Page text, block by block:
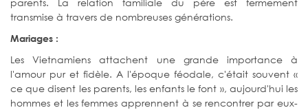
transmise à travers de nombreuses générations.
Mariages :
Les Vietnamiens attachent une grande importance à
l'amour pur et fidèle. A l'époque féodale, c'était souvent «
ce que disent les parents, les enfants le font », aujourd'hui les
hommes et les femmes apprennent à se rencontrer par eux-